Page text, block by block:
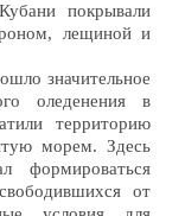
покрывали
лещиной и
значительное
оледенения в
территорию
морем. Здесь
формироваться
от